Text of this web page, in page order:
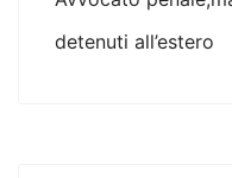
detenuti all’estero